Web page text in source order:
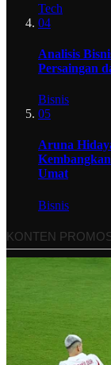
Tech
04
Analisis
Persaingan
Bisnis
05
Aruna
Umat
Bisnis